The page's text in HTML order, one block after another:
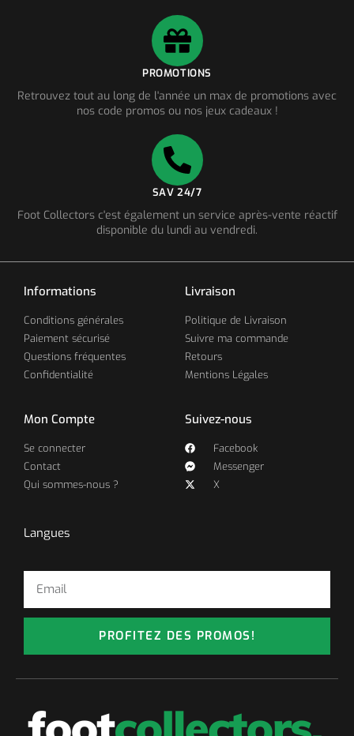
PROMOTIONS
Retrouvez tout au long de l'année un max de promotions avec
nos code promos ou nos jeux cadeaux !
SAV 24/7
Foot Collectors c'est également un service après-vente réactif
disponible du lundi au vendredi.
Informations
Conditions générales
Paiement sécurisé
Questions fréquentes
Confidentialité
Livraison
Politique de Livraison
Suivre ma commande
Retours
Mentions Légales
Mon Compte
Se connecter
Contact
Qui sommes-nous ?
Suivez-nous
Facebook
Messenger
X
Langues
PROFITEZ DES PROMOS!